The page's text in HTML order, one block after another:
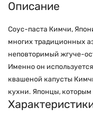
Описание
Соус-паста Кимчи,
многих традиционных
неповторимый жгуче-
Именно он
квашеной капусты
кухни. Японцы, которым